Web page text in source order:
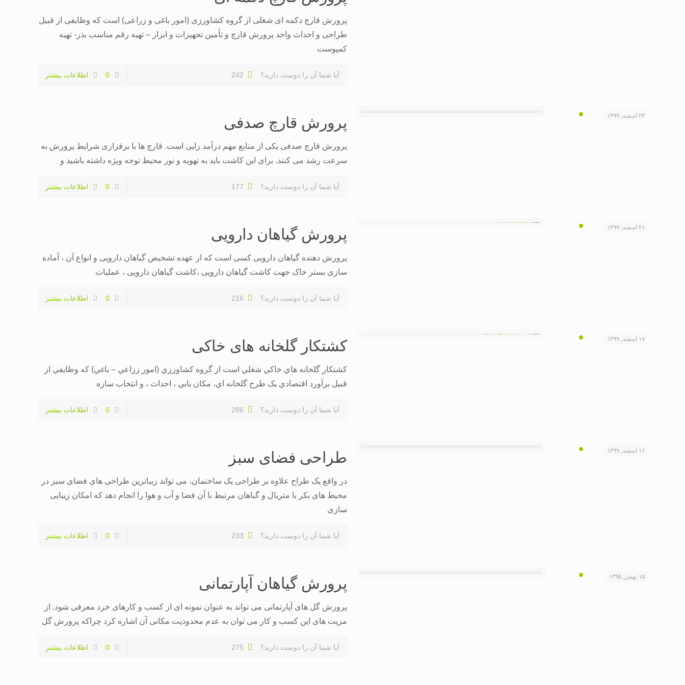
پرورش قارچ دکمه ای شغلی از گروه کشاورزی (امور باغی و زراعی) است که وظایفی از قبیل
طراحی و احداث واحد پرورش قارچ و تأمین تجهیزات و ابزار – تهیه رقم مناسب بذر- تهیه
کمپوست
آیا شما آن را دوست دارید؟ 242
0 اطلاعات بیشتر
۲۴ اسفند, ۱۳۹۹ پرورش قارچ صدفی
پرورش قارچ صدفی یکی از منابع مهم درآمد زایی است. قارچ ها با برقراری شرایط پرورش به
سرعت رشد می کنند. برای این کاشت باید به تهویه و نور محیط توجه ویژه داشته باشید و
آیا شما آن را دوست دارید؟ 177
0 اطلاعات بیشتر
۲۱ اسفند, ۱۳۹۹ پرورش گیاهان دارویی
پرورش دهنده گیاهان دارویی کسی است که از عهده تشخیص گیاهان دارویی و انواع آن ، آماده
سازی بستر خاک جهت کاشت گیاهان دارویی ،کاشت گیاهان دارویی ، عملیات
آیا شما آن را دوست دارید؟ 216
0 اطلاعات بیشتر
۱۷ اسفند, ۱۳۹۹ کشتکار گلخانه های خاکی
کشتکار گلخانه هاي خاکي شغلي است از گروه کشاورزي (امور زراعي – باغي) که وظايفي از
قبيل برآورد اقتصادي يک طرح گلخانه اي، مکان يابي ، احداث ، و انتخاب سازه
آیا شما آن را دوست دارید؟ 286
0 اطلاعات بیشتر
۱۶ اسفند, ۱۳۹۹ طراحی فضای سبز
در واقع یک طراح علاوه بر طراحی یک ساختمان، می تواند زیباترین طراحی های فضای سبز در
محیط های بکر با متریال و گیاهان مرتبط با آن فضا و آب و هوا را انجام دهد که امکان زیبایی
سازی
آیا شما آن را دوست دارید؟ 233
0 اطلاعات بیشتر
۱۵ بهمن, ۱۳۹۵ پرورش گیاهان آپارتمانی
پرورش گل های آپارتمانی می تواند به عنوان نمونه ای از کسب و کارهای خرد معرفی شود. از
مزیت های این کسب و کار می توان به عدم محدودیت مکانی آن اشاره کرد چراکه پرورش گل
آیا شما آن را دوست دارید؟ 275
0 اطلاعات بیشتر